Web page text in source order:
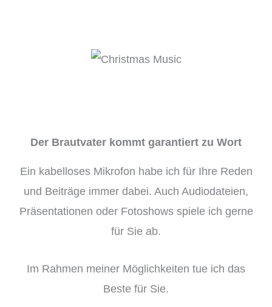
Der Brautvater kommt garantiert zu Wort
Ein kabelloses Mikrofon habe ich für Ihre Reden
und Beiträge immer dabei. Auch Audiodateien,
Präsentationen oder Fotoshows spiele ich gerne
für Sie ab.
Im Rahmen meiner Möglichkeiten tue ich das
Beste für Sie.